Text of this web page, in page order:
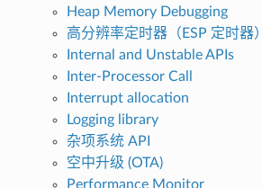
Heap Memory Debugging
高分辨率定时器（ESP 定时器）
Internal and Unstable APIs
Inter-Processor Call
Interrupt allocation
Logging library
杂项系统 API
空中升级 (OTA)
Performance Monitor